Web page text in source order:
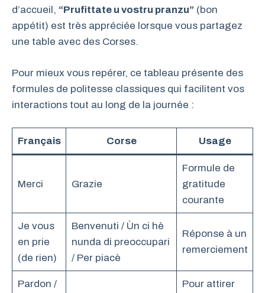
d’accueil, “Prufittate u vostru pranzu” (bon
appétit) est très appréciée lorsque vous partagez
une table avec des Corses.
Pour mieux vous repérer, ce tableau présente des
formules de politesse classiques qui facilitent vos
interactions tout au long de la journée :
Français Corse Usage
Merci Grazie
Formule de
gratitude
courante
Je vous
en prie
(de rien)
Benvenuti / Ùn ci hè
nunda di preoccupari
/ Per piacè
Réponse à un
remerciement
Pardon /
Pour attirer